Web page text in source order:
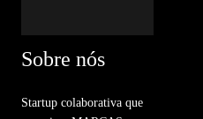
Sobre nós
Startup colaborativa que